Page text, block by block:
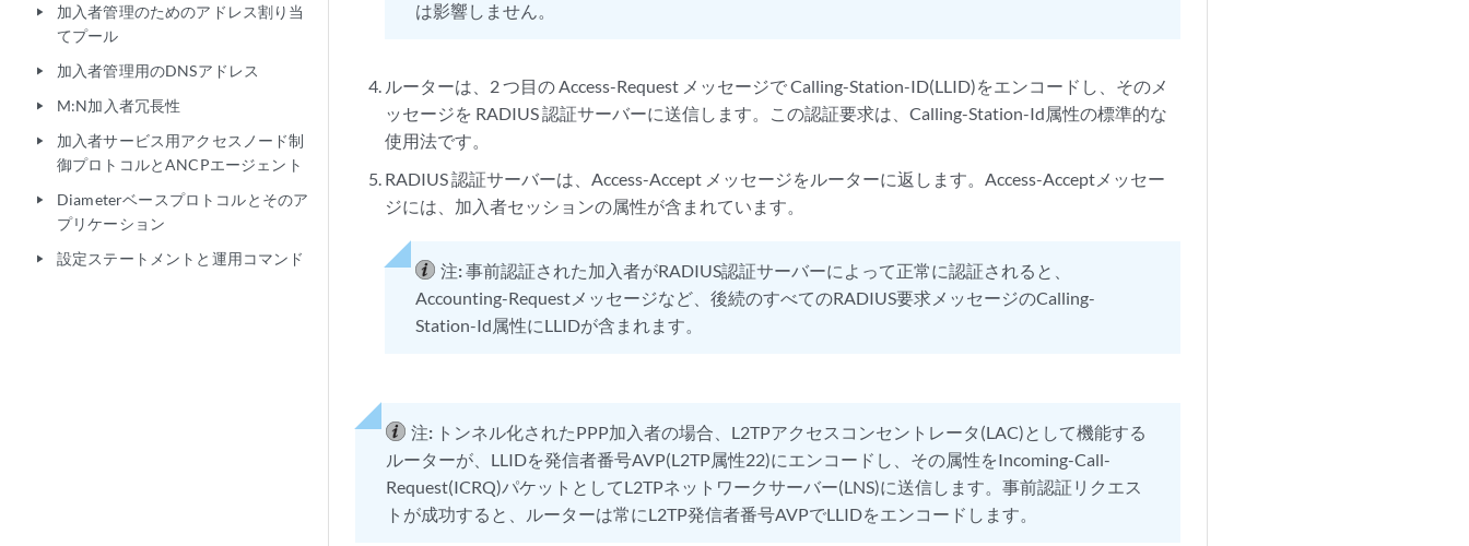
play_arrow
加入者管理のためのアドレス割り当
てプール
play_arrow 加入者管理用のDNSアドレス
play_arrow M:N加入者冗長性
play_arrow
加入者サービス用アクセスノード制
御プロトコルとANCPエージェント
play_arrow
Diameterベースプロトコルとそのア
プリケーション
play_arrow 設定ステートメントと運用コマンド
は影響しません。
ルーターは、2 つ目の Access-Request メッセージで Calling-Station-ID(LLID)をエンコードし、そのメ
ッセージを RADIUS 認証サーバーに送信します。この認証要求は、Calling-Station-Id属性の標準的な
使用法です。
RADIUS 認証サーバーは、Access-Accept メッセージをルーターに返します。Access-Acceptメッセー
ジには、加入者セッションの属性が含まれています。
注:事前認証された加入者がRADIUS認証サーバーによって正常に認証されると、
Accounting-Requestメッセージなど、後続のすべてのRADIUS要求メッセージのCalling-
Station-Id属性にLLIDが含まれます。
注: トンネル化されたPPP加入者の場合、L2TPアクセスコンセントレータ(LAC)として機能する
ルーターが、LLIDを発信者番号AVP(L2TP属性22)にエンコードし、その属性をIncoming-Call-
Request(ICRQ)パケットとしてL2TPネットワークサーバー(LNS)に送信します。事前認証リクエス
トが成功すると、ルーターは常にL2TP発信者番号AVPでLLIDをエンコードします。